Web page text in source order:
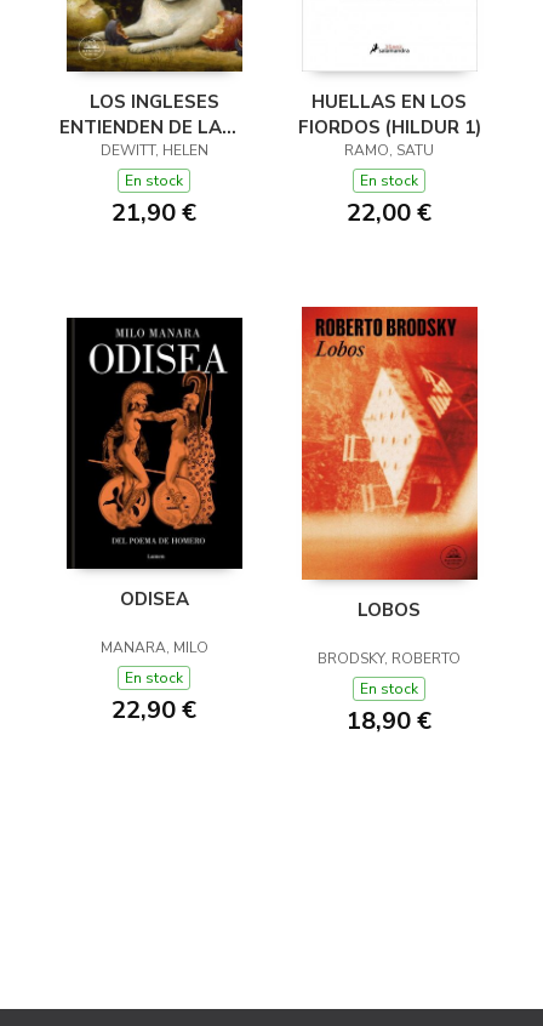
LOS INGLESES
ENTIENDEN DE LANA
(Y OTROS TRUCOS)
DEWITT, HELEN
En stock
21,90 €
HUELLAS EN LOS
FIORDOS (HILDUR 1)
RAMO, SATU
En stock
22,00 €
ODISEA
MANARA, MILO
En stock
22,90 €
LOBOS
BRODSKY, ROBERTO
En stock
18,90 €